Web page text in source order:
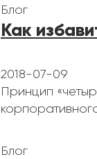
Блог
Как
2018-07-09
Принцип
Блог